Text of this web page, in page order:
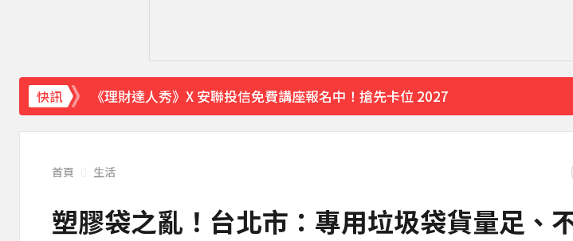
快訊
《理財達人秀》X 安聯投信免費講座報名中！搶先卡位 2027
下載東森App，隨時掌握天下大小事！
淡水驚見龍捲風 氣象署證實：和白海豚有關
首頁 生活
塑膠袋之亂！台北市：專用垃圾袋貨量足、